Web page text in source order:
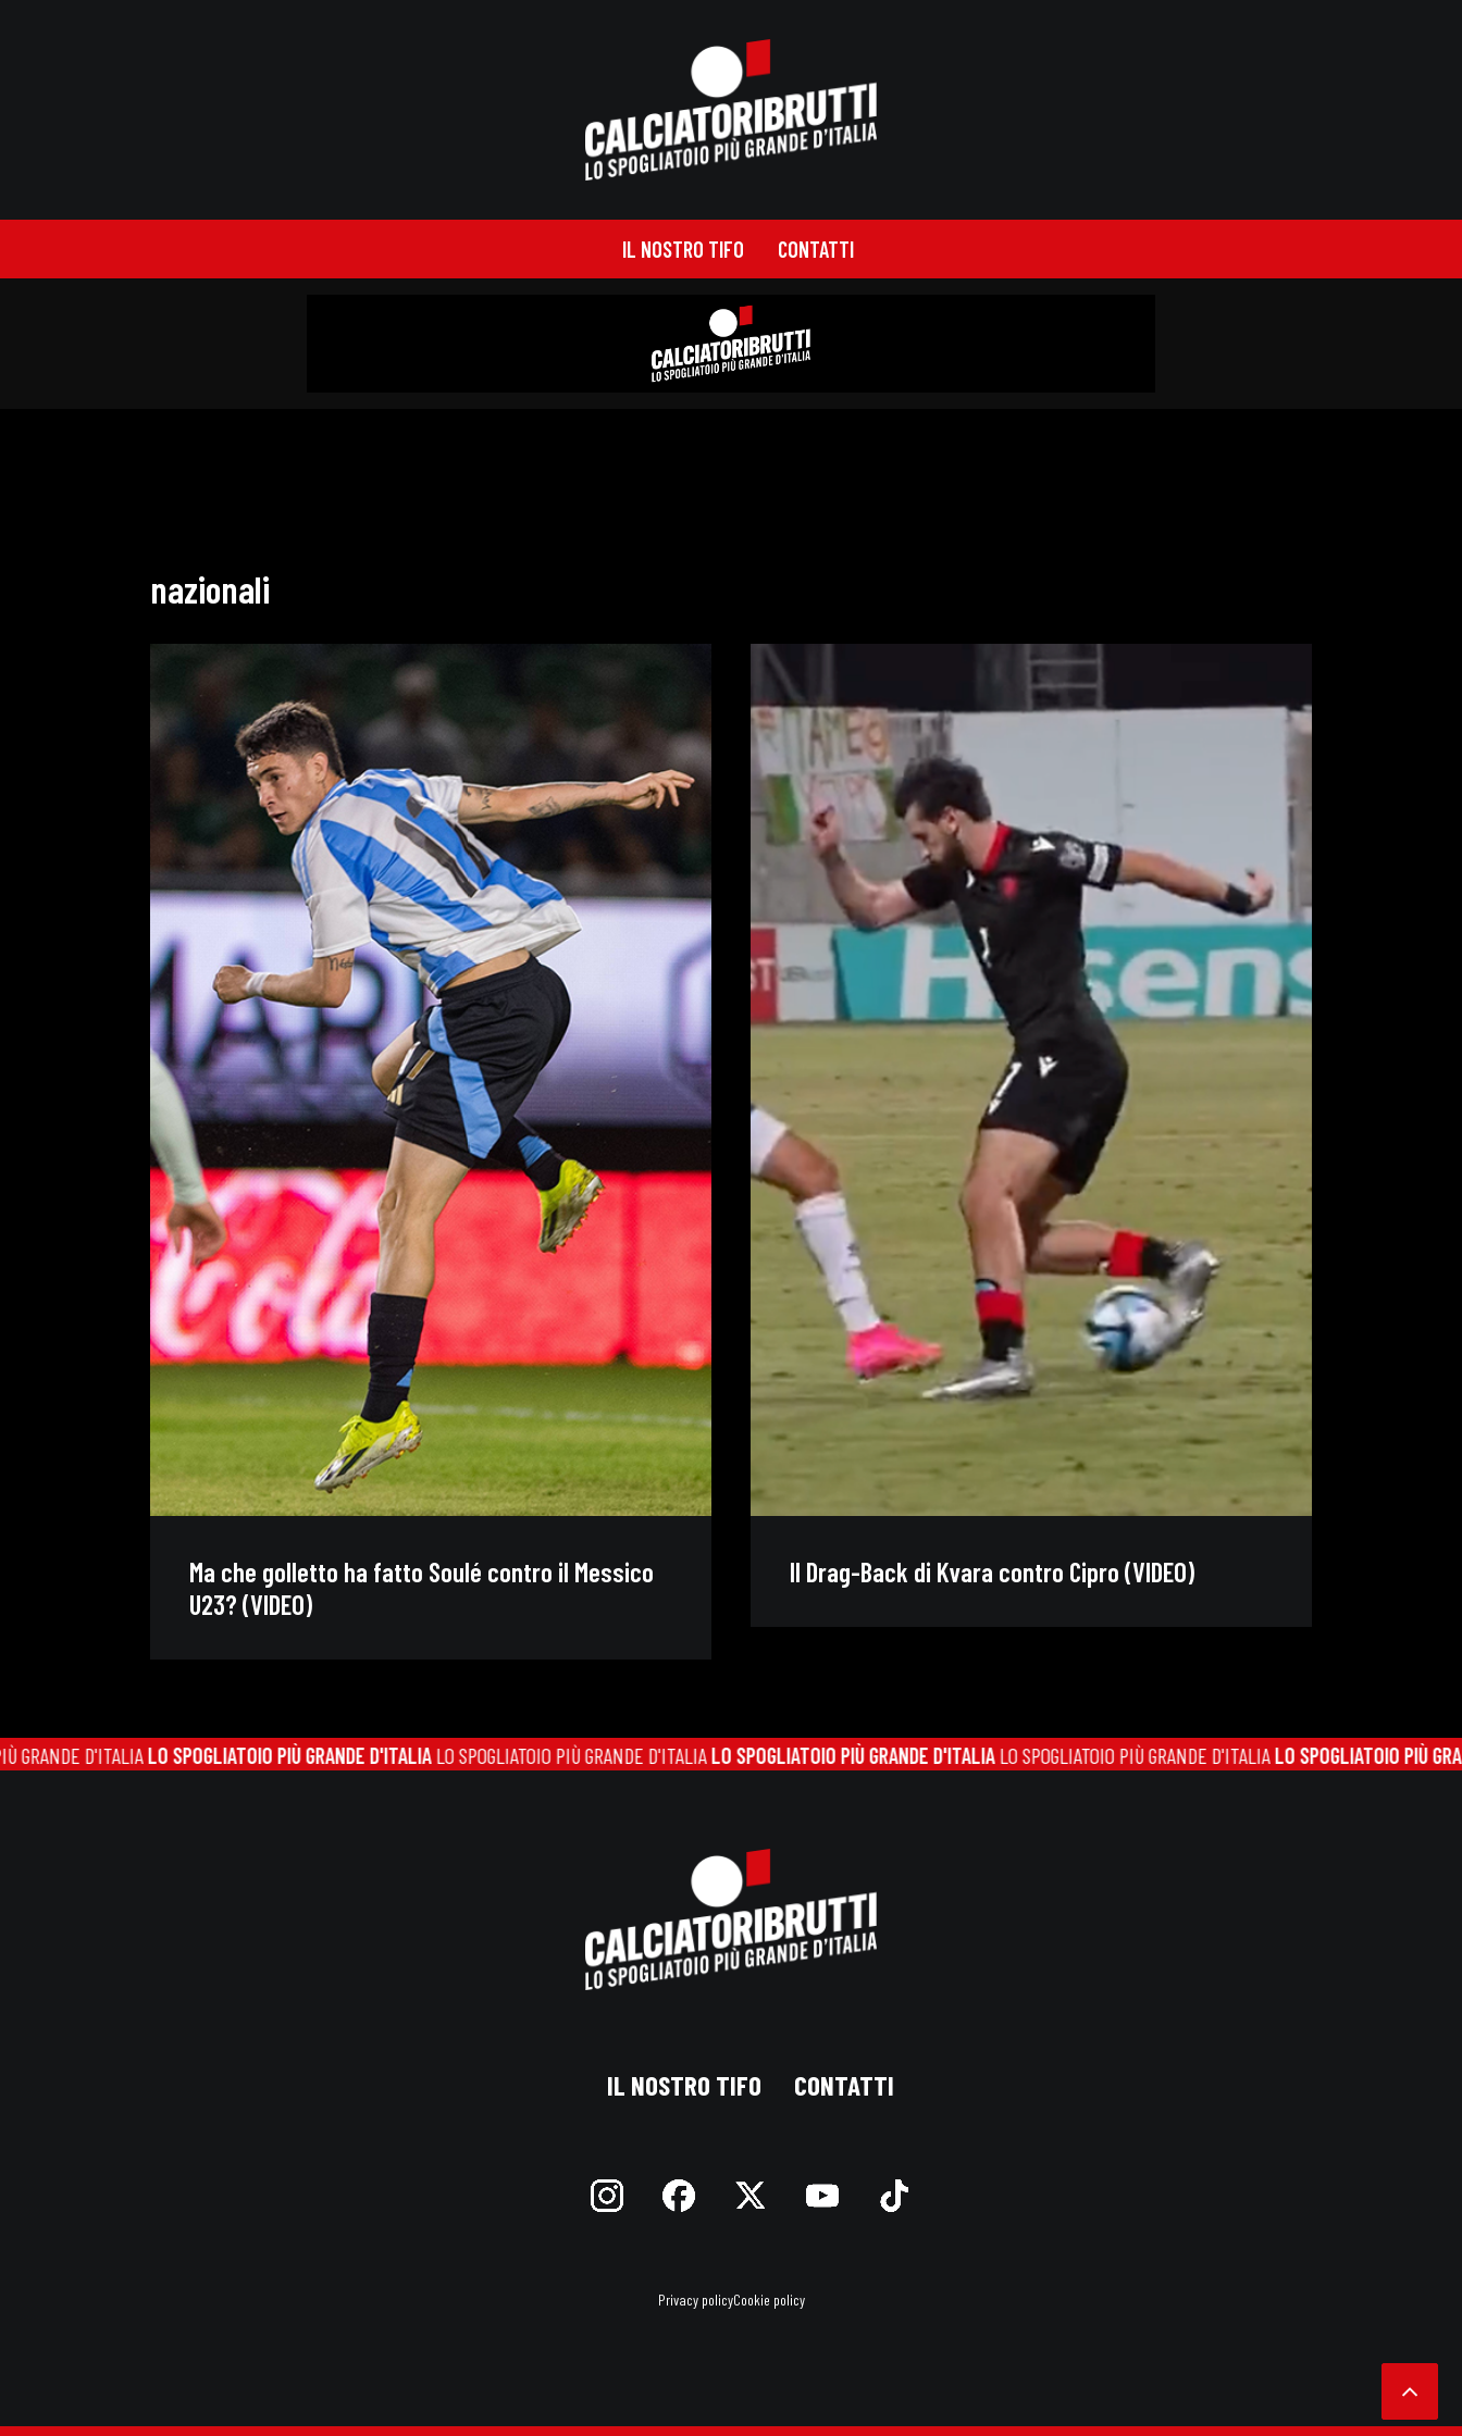
IL NOSTRO TIFO CONTATTI
nazionali
Ma che golletto ha fatto Soulé contro il Messico
U23? (VIDEO)
Il Drag-Back di Kvara contro Cipro (VIDEO)
D'ITALIALO SPOGLIATOIO PIÙ GRANDE D'ITALIALO SPOGLIATOIO PIÙ GRANDE D'ITALIALO SPOGLIATOIO PIÙ GRANDE D'ITALIALO SPOGLIATOIO PIÙ GRANDE D'ITALIALO SPOGLIATOIO PIÙ GRANDE
IL NOSTRO TIFO CONTATTI
Privacy policyCookie policy